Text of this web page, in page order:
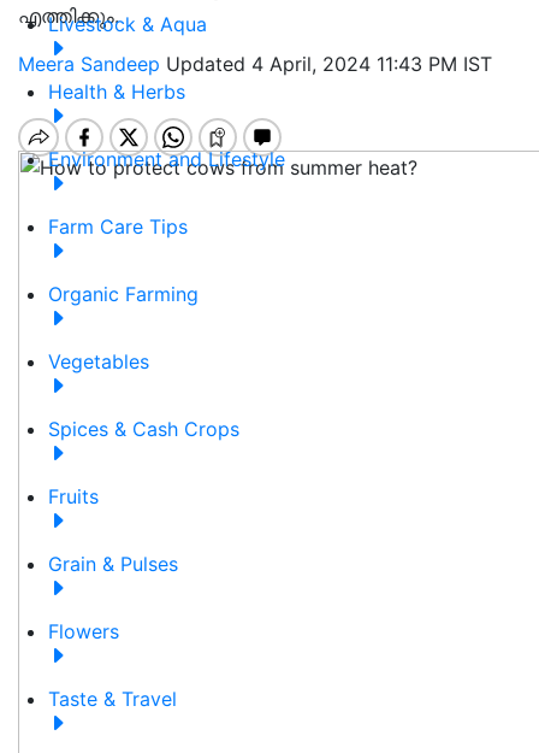
Livestock & Aqua
Health & Herbs
Environment and Lifestyle
Farm Care Tips
Organic Farming
Vegetables
Spices & Cash Crops
Fruits
Grain & Pulses
Flowers
Taste & Travel
എത്തിക്കും.
Meera Sandeep Updated 4 April, 2024 11:43 PM IST